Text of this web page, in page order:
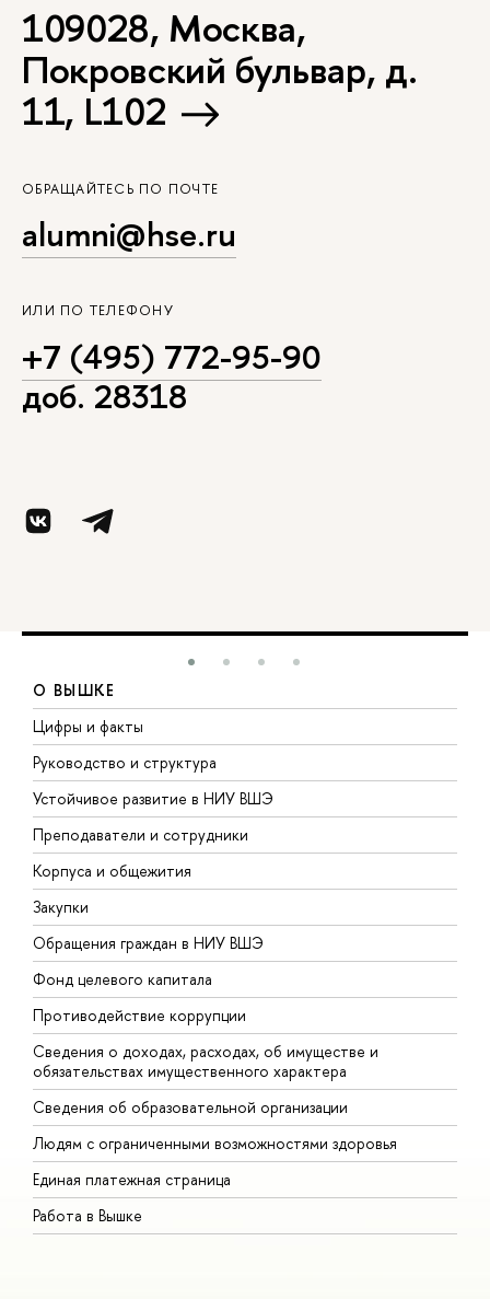
109028, Москва,
Покровский бульвар, д.
11, L102
ОБРАЩАЙТЕСЬ ПО ПОЧТЕ
alumni@hse.ru
ИЛИ ПО ТЕЛЕФОНУ
+7 (495) 772-95-90
доб. 28318
О ВЫШКЕ
Цифры и факты
Руководство и структура
Устойчивое развитие в НИУ ВШЭ
Преподаватели и сотрудники
Корпуса и общежития
Закупки
Обращения граждан в НИУ ВШЭ
Фонд целевого капитала
Противодействие коррупции
Сведения о доходах, расходах, об имуществе и
обязательствах имущественного характера
Сведения об образовательной организации
Людям с ограниченными возможностями здоровья
Единая платежная страница
Работа в Вышке